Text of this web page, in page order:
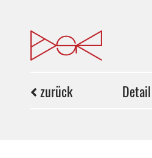
zurück Detail